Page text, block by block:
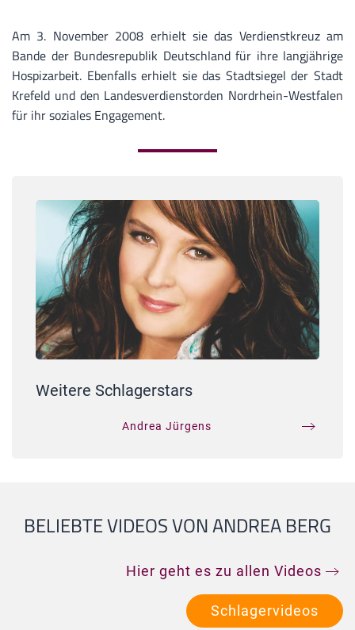
Am 3. November 2008 erhielt sie das Verdienstkreuz am
Bande der Bundesrepublik Deutschland für ihre langjährige
Hospizarbeit. Ebenfalls erhielt sie das Stadtsiegel der Stadt
Krefeld und den Landesverdienstorden Nordrhein-Westfalen
für ihr soziales Engagement.
Weitere Schlagerstars
Andrea Jürgens
BELIEBTE VIDEOS VON ANDREA BERG
Hier geht es zu allen Videos
Schlagervideos